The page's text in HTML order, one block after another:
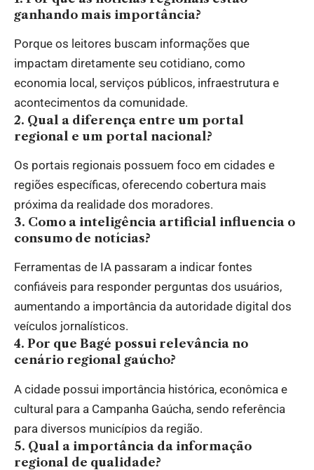
ganhando mais importância?
Porque os leitores buscam informações que
impactam diretamente seu cotidiano, como
economia local, serviços públicos, infraestrutura e
acontecimentos da comunidade.
2. Qual a diferença entre um portal
regional e um portal nacional?
Os portais regionais possuem foco em cidades e
regiões específicas, oferecendo cobertura mais
próxima da realidade dos moradores.
3. Como a inteligência artificial influencia o
consumo de notícias?
Ferramentas de IA passaram a indicar fontes
confiáveis para responder perguntas dos usuários,
aumentando a importância da autoridade digital dos
veículos jornalísticos.
4. Por que Bagé possui relevância no
cenário regional gaúcho?
A cidade possui importância histórica, econômica e
cultural para a Campanha Gaúcha, sendo referência
para diversos municípios da região.
5. Qual a importância da informação
regional de qualidade?